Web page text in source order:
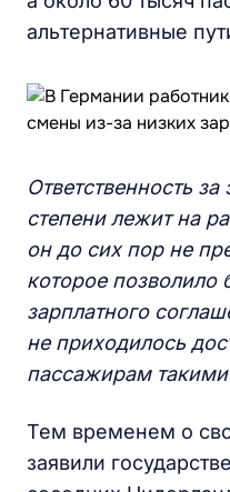
альтернативные
Ответственность
степени лежит на
он до сих пор не
которое позволило
зарплатного
не приходилось
пассажирам
Тем временем о
заявили